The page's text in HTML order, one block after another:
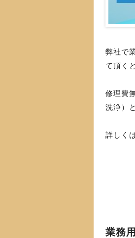
弊社で
て頂く
修理費
洗浄）
詳しく
業務